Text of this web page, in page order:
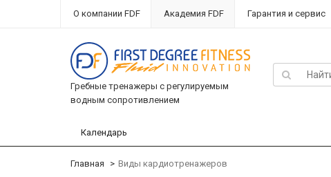
О компании FDF Академия FDF Гарантия и сервис
Гребные тренажеры с регулируемым
водным сопротивлением
Календарь
Главная Виды кардиотренажеров